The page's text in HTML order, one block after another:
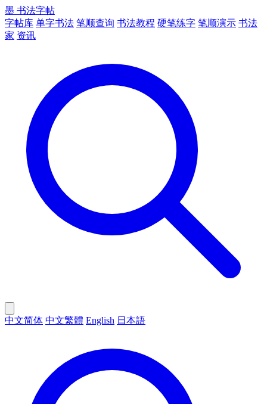
墨 书法字帖
字帖库 单字书法 笔顺查询 书法教程 硬笔练字 笔顺演示 书法
家 资讯
中文简体 中文繁體 English 日本語